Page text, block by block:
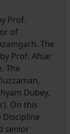
Prof.
of
The
Prof. Afsar
The
Dubey,
On this
Discipline
senior